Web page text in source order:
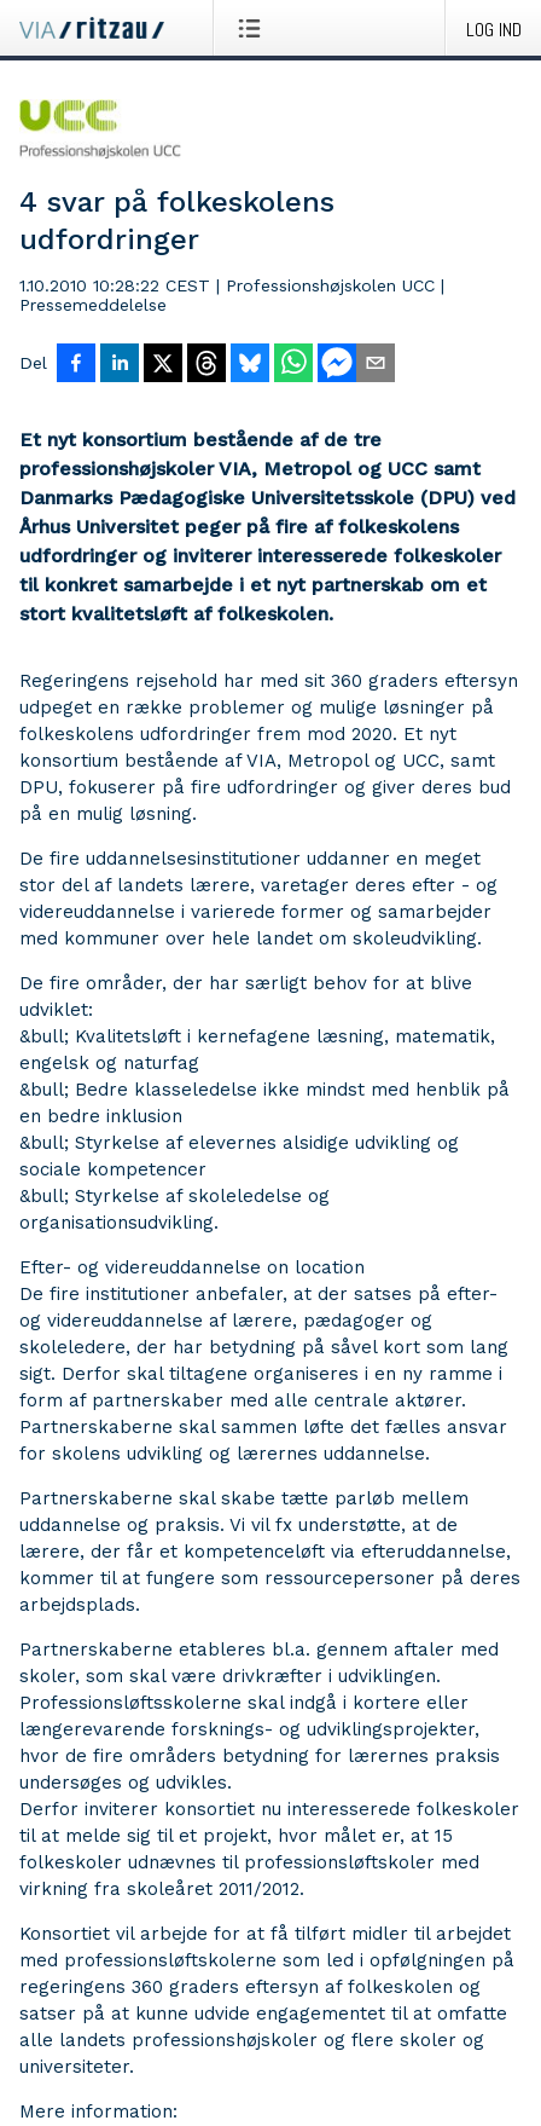
LOG IND
4 svar på folkeskolens
udfordringer
1.10.2010 10:28:22 CEST | Professionshøjskolen UCC |
Pressemeddelelse
Del
Et nyt konsortium bestående af de tre
professionshøjskoler VIA, Metropol og UCC samt
Danmarks Pædagogiske Universitetsskole (DPU) ved
Århus Universitet peger på fire af folkeskolens
udfordringer og inviterer interesserede folkeskoler
til konkret samarbejde i et nyt partnerskab om et
stort kvalitetsløft af folkeskolen.
Regeringens rejsehold har med sit 360 graders eftersyn
udpeget en række problemer og mulige løsninger på
folkeskolens udfordringer frem mod 2020. Et nyt
konsortium bestående af VIA, Metropol og UCC, samt
DPU, fokuserer på fire udfordringer og giver deres bud
på en mulig løsning.
De fire uddannelsesinstitutioner uddanner en meget
stor del af landets lærere, varetager deres efter - og
videreuddannelse i varierede former og samarbejder
med kommuner over hele landet om skoleudvikling.
De fire områder, der har særligt behov for at blive
udviklet:
&bull; Kvalitetsløft i kernefagene læsning, matematik,
engelsk og naturfag
&bull; Bedre klasseledelse ikke mindst med henblik på
en bedre inklusion
&bull; Styrkelse af elevernes alsidige udvikling og
sociale kompetencer
&bull; Styrkelse af skoleledelse og
organisationsudvikling.
Efter- og videreuddannelse on location
De fire institutioner anbefaler, at der satses på efter-
og videreuddannelse af lærere, pædagoger og
skoleledere, der har betydning på såvel kort som lang
sigt. Derfor skal tiltagene organiseres i en ny ramme i
form af partnerskaber med alle centrale aktører.
Partnerskaberne skal sammen løfte det fælles ansvar
for skolens udvikling og lærernes uddannelse.
Partnerskaberne skal skabe tætte parløb mellem
uddannelse og praksis. Vi vil fx understøtte, at de
lærere, der får et kompetenceløft via efteruddannelse,
kommer til at fungere som ressourcepersoner på deres
arbejdsplads.
Partnerskaberne etableres bl.a. gennem aftaler med
skoler, som skal være drivkræfter i udviklingen.
Professionsløftsskolerne skal indgå i kortere eller
længerevarende forsknings- og udviklingsprojekter,
hvor de fire områders betydning for lærernes praksis
undersøges og udvikles.
Derfor inviterer konsortiet nu interesserede folkeskoler
til at melde sig til et projekt, hvor målet er, at 15
folkeskoler udnævnes til professionsløftskoler med
virkning fra skoleåret 2011/2012.
Konsortiet vil arbejde for at få tilført midler til arbejdet
med professionsløftskolerne som led i opfølgningen på
regeringens 360 graders eftersyn af folkeskolen og
satser på at kunne udvide engagementet til at omfatte
alle landets professionshøjskoler og flere skoler og
universiteter.
Mere information: